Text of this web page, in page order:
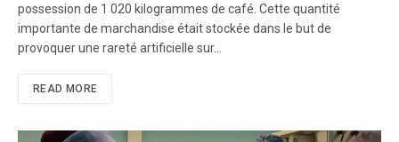
possession de 1 020 kilogrammes de café. Cette quantité
importante de marchandise était stockée dans le but de
provoquer une rareté artificielle sur…
READ MORE